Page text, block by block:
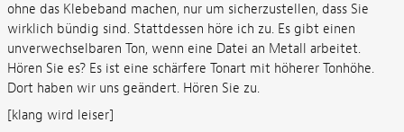
ohne das Klebeband machen, nur um sicherzustellen, dass Sie
wirklich bündig sind. Stattdessen höre ich zu. Es gibt einen
unverwechselbaren Ton, wenn eine Datei an Metall arbeitet.
Hören Sie es? Es ist eine schärfere Tonart mit höherer Tonhöhe.
Dort haben wir uns geändert. Hören Sie zu.
[klang wird leiser]